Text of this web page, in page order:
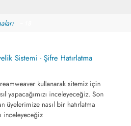
Sistemi - Şifre Hatırlatma
kullanarak sitemiz için
yapacağımızı inceleyeceğiz. Son
üyelerimize nasıl bir hatırlatma
inceleyeceğiz